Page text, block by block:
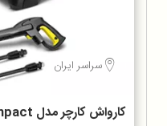
سراسر ایران
کارواش کارچر مدل K5 Compact